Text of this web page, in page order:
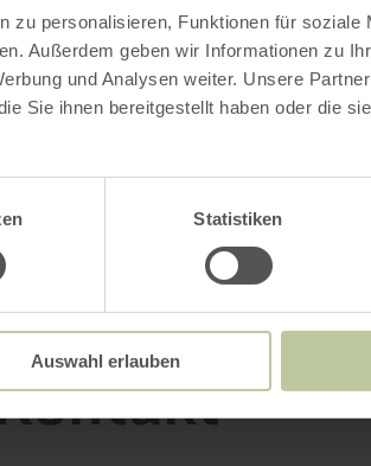
zu personalisieren, Funktionen für soziale
Außerdem geben wir Informationen zu
und Analysen weiter. Unsere
Sie ihnen bereitgestellt haben oder die
Statistiken
Auswahl erlauben